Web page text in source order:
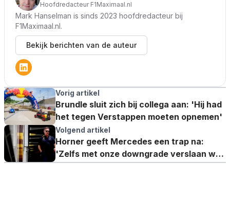
Hoofdredacteur F1Maximaal.nl
Mark Hanselman is sinds 2023 hoofdredacteur bij
F1Maximaal.nl.
Bekijk berichten van de auteur
Vorig artikel
Brundle sluit zich bij collega aan: 'Hij had
het tegen Verstappen moeten opnemen'
Volgend artikel
Horner geeft Mercedes een trap na:
'Zelfs met onze downgrade verslaan we
hun upgrade'